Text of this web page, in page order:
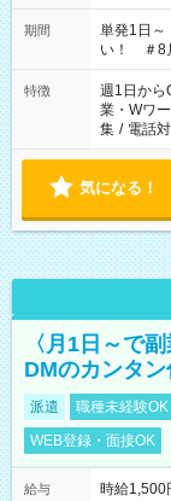
ださい！
期間
単発1日
い！ ＃8
特徴 週1日から
業・Wワ
集 / 電話
気になる！
〈月1日～で
DMのカンタ
派遣 職種未経験OK
WEB登録・面接OK
給与
時給1,500